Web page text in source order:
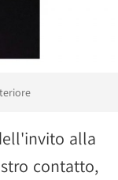
alla
contatto,